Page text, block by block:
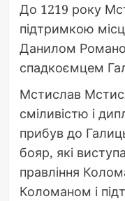
До 1219 року
підтримкою
Данилом
спадкоємцем
Мстислав
сміливістю і
прибув до
бояр, які
правління
Коломаном і